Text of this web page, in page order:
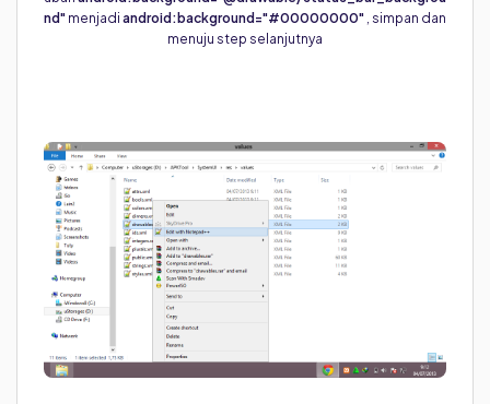
nd" menjadi android:background="#00000000" , simpan dan
menuju step selanjutnya